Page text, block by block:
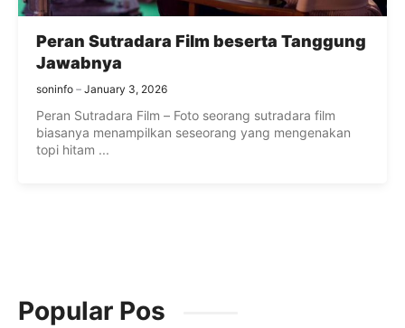
Peran Sutradara Film beserta Tanggung
Jawabnya
soninfo January 3, 2026
Peran Sutradara Film – Foto seorang sutradara film
biasanya menampilkan seseorang yang mengenakan
topi hitam ...
Popular Pos